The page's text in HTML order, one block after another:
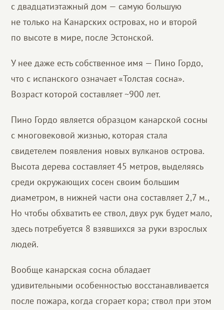
с двадцатиэтажный дом — самую большую
не только на Канарских островах, но и второй
по высоте в мире, после Эстонской.
У нее даже есть собственное имя — Пино Гордо,
что с испанского означает «Толстая сосна».
Возраст которой составляет ~900 лет.
Пино Гордо является образцом канарской сосны
с многовековой жизнью, которая стала
свидетелем появления новых вулканов острова.
Высота дерева составляет 45 метров, выделяясь
среди окружающих сосен своим большим
диаметром, в нижней части она составляет 2,7 м.,
Но чтобы обхватить ее ствол, двух рук будет мало,
здесь потребуется 8 взявшихся за руки взрослых
людей.
Вообще канарская сосна обладает
удивительными особенностью восстанавливается
после пожара, когда сгорает кора; ствол при этом